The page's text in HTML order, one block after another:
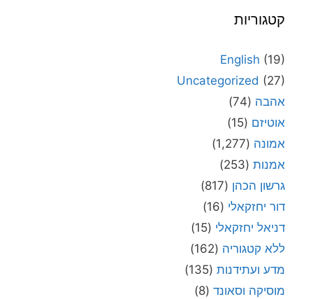
קטגוריות
English (19)
Uncategorized (27)
אהבה (74)
אוטיזם (15)
אמונה (1,277)
אמנות (253)
גרשון הכהן (817)
דור יחזקאלי (16)
דניאל יחזקאלי (15)
ללא קטגוריה (162)
מדע ועתידנות (135)
מוסיקה וסאונד (8)